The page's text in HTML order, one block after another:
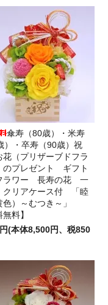
傘寿（80歳）・米寿
）・卒寿（90歳）祝
（プリザーブドフラ
のプレゼント ギフト
ラワー 長寿の花 一
リアケース付 「睦
色）～むつき～」
無料】
(本体8,500円、税850